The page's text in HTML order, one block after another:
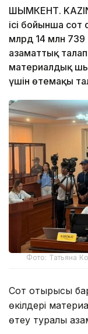
ШЫМКЕНТ.
ісі бойынша
млрд 14 млн 739
азаматтық
материалдық
үшін өтемақы
Фото: Татьяна
Сот отырысы
өкілдері
өтеу туралы